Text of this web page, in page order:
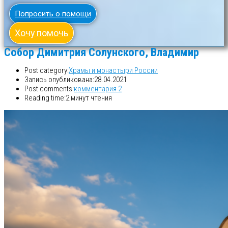
Попросить о помощи
Хочу помочь
Собор Димитрия Солунского, Владимир
Post category:Храмы и монастыри России
Запись опубликована:28.04.2021
Post comments:комментария 2
Reading time:2 минут чтения